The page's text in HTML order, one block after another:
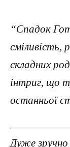
“Спадок
сміливість,
складних
інтриг, що
останньої
Дуже